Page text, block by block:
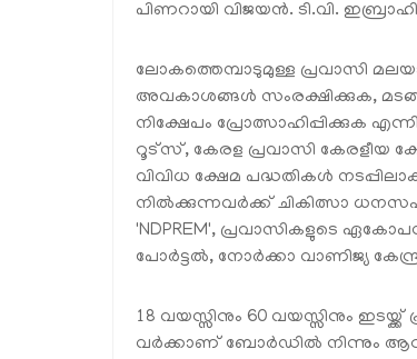
പിണറായി വിജയൻ. ടി.വി.
ലോകത്തെമ്പാടുമുള്ള പ്രവാസി
അവകാശങ്ങള്‍ സംരക്ഷിക്കുക,
നിക്ഷേപം പ്രോത്സാഹിപ്പിക്കുക
റൂട്‌സ്, കേരള പ്രവാസി കേരളീയ
വിവിധ ക്ഷേമ പദ്ധതികള്‍
നില്‍ക്കുന്നവര്‍ക്ക് ചികിത്സാ
'NDPREM', പ്രവാസികളുടെ
പോര്‍ട്ടല്‍, നോര്‍ക്കാ വാണിജ്യ
18 വയസ്സിനും 60 വയസ്സിനും
വര്‍ക്കാണ് ബോര്‍ഡില്‍ നിന്നും